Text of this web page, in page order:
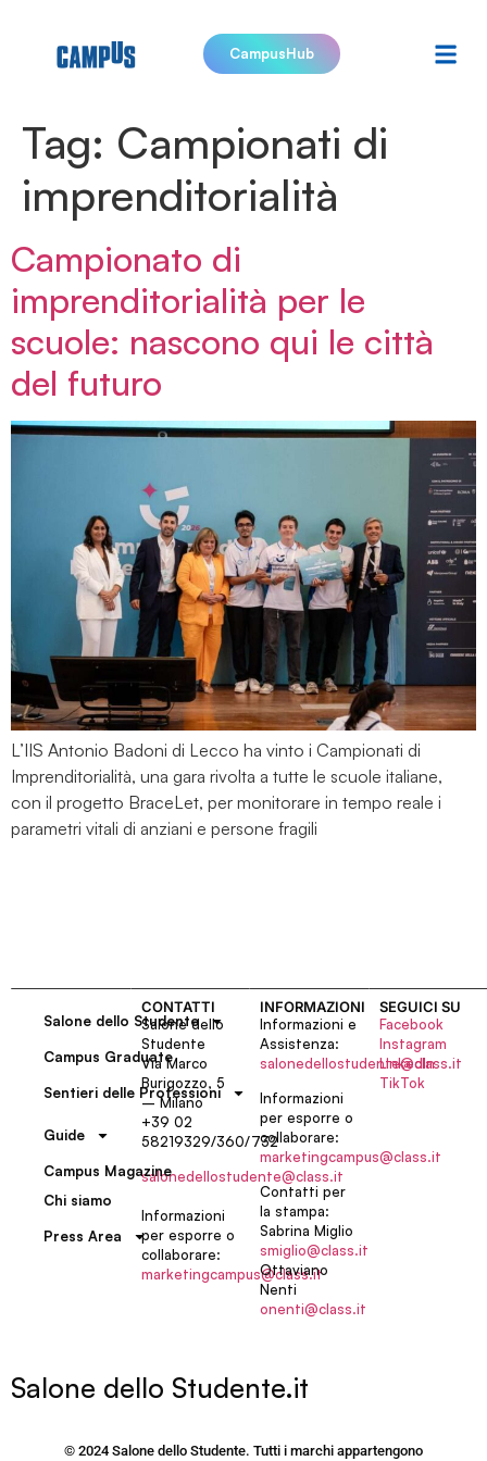
CampusHub
Tag: Campionati di
imprenditorialità
Campionato di
imprenditorialità per le
scuole: nascono qui le città
del futuro
L’IIS Antonio Badoni di Lecco ha vinto i Campionati di
Imprenditorialità, una gara rivolta a tutte le scuole italiane,
con il progetto BraceLet, per monitorare in tempo reale i
parametri vitali di anziani e persone fragili
Salone dello Studente
Campus Graduate
Sentieri delle Professioni
Guide
Campus Magazine
Chi siamo
Press Area
CONTATTI
Salone dello
Studente
Via Marco
Burigozzo, 5
– Milano
+39 02
58219329/360/732
salonedellostudente@class.it
Informazioni
per esporre o
collaborare:
marketingcampus@class.it
INFORMAZIONI
Informazioni e
Assistenza:
salonedellostudente@class.it
Informazioni
per esporre o
collaborare:
marketingcampus@class.it
Contatti per
la stampa:
Sabrina Miglio
smiglio@class.it
Ottaviano
Nenti
onenti@class.it
SEGUICI SU
Facebook
Instagram
LinkedIn
TikTok
Salone dello Studente.it
© 2024 Salone dello Studente. Tutti i marchi appartengono